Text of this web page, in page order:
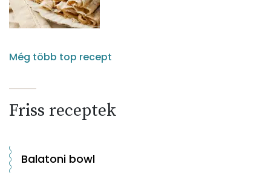
Még több top recept
Friss receptek
Balatoni bowl